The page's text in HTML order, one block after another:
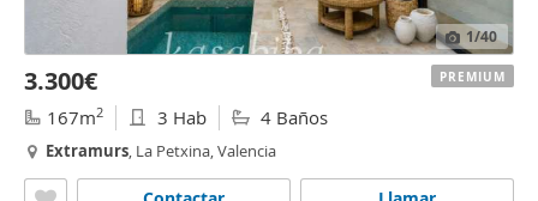
1/40
3.300€
167m2 3 Hab 4 Baños
Extramurs, La Petxina, Valencia
PREMIUM